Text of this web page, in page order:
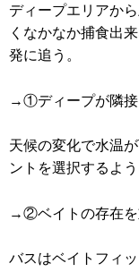
ディープエリアか
くなかなか捕食出
発に追う。
→①ディープが隣接
天候の変化で水温
ントを選択するよう
→②ベイトの存在を
バスはベイトフィ